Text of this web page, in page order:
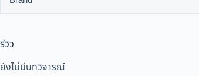
รีวิว
ยังไม่มีบทวิจารณ์